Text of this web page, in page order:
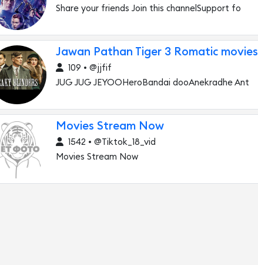
Share your friends Join this channelSupport fo
Jawan Pathan Tiger 3 Romatic movies
109 • @jjfif
JUG JUG JEYOOHeroBandai dooAnekradhe Ant
Movies Stream Now
1542 • @Tiktok_18_vid
Movies Stream Now